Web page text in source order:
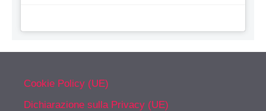
Cookie Policy (UE)
Dichiarazione sulla Privacy (UE)